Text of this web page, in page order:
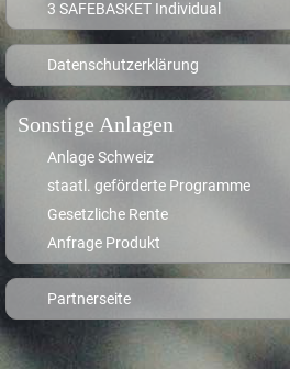
3 SAFEBASKET Individual
Datenschutzerklärung
Sonstige Anlagen
Anlage Schweiz
staatl. geförderte Programme
Gesetzliche Rente
Anfrage Produkt
Partnerseite